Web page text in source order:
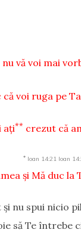
vă voi mai
că voi ruga pe
aţi** crezut că
* Ioan 14:21 Ioan
şi Mă duc la
nu spui nicio
să Te întrebe